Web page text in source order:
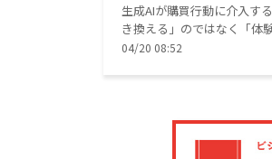
生成AIが購買行動に介入す
き換える」のではなく「体
04/20 08:52